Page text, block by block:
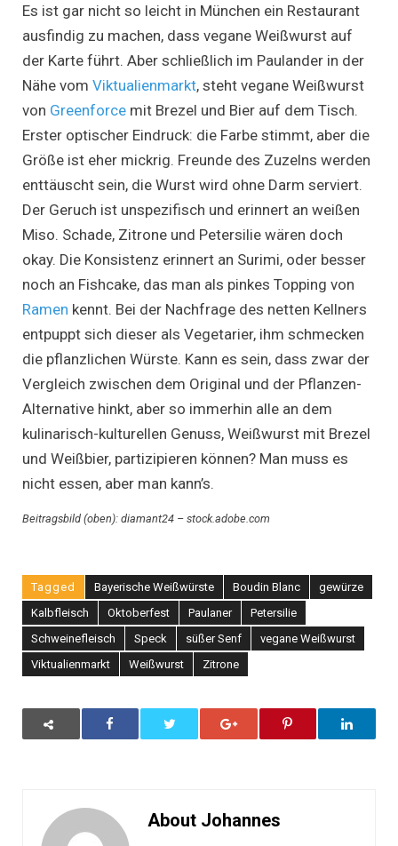
Es ist gar nicht so leicht in München ein Restaurant
ausfindig zu machen, dass vegane Weißwurst auf
der Karte führt. Aber schließlich im Paulander in der
Nähe vom Viktualienmarkt, steht vegane Weißwurst
von Greenforce mit Brezel und Bier auf dem Tisch.
Erster optischer Eindruck: die Farbe stimmt, aber die
Größe ist eher mickrig. Freunde des Zuzelns werden
enttäuscht sein, die Wurst wird ohne Darm serviert.
Der Geruch ist unspezifisch und erinnert an weißen
Miso. Schade, Zitrone und Petersilie wären doch
okay. Die Konsistenz erinnert an Surimi, oder besser
noch an Fishcake, das man als pinkes Topping von
Ramen kennt. Bei der Nachfrage des netten Kellners
entpuppt sich dieser als Vegetarier, ihm schmecken
die pflanzlichen Würste. Kann es sein, dass zwar der
Vergleich zwischen dem Original und der Pflanzen-
Alternative hinkt, aber so immerhin alle an dem
kulinarisch-kulturellen Genuss, Weißwurst mit Brezel
und Weißbier, partizipieren können? Man muss es
nicht essen, aber man kann’s.
Beitragsbild (oben): diamant24 – stock.adobe.com
Tagged Bayerische Weißwürste Boudin Blanc
gewürze
Kalbfleisch
Oktoberfest Paulaner
Petersilie
Schweinefleisch
Speck süßer Senf
vegane Weißwurst
Viktualienmarkt
Weißwurst Zitrone
About Johannes